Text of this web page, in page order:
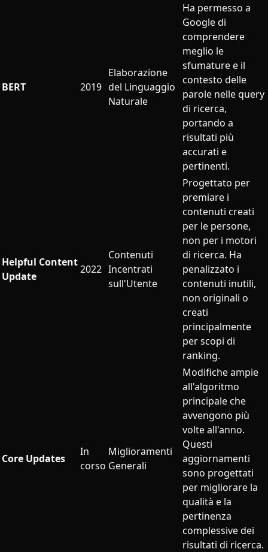
BERT 2019
Elaborazione
del Linguaggio
Naturale
Ha permesso a
Google di
comprendere
meglio le
sfumature e il
contesto delle
parole nelle query
di ricerca,
portando a
risultati più
accurati e
pertinenti.
Helpful Content
Update
2022
Contenuti
Incentrati
sull'Utente
Progettato per
premiare i
contenuti creati
per le persone,
non per i motori
di ricerca. Ha
penalizzato i
contenuti inutili,
non originali o
creati
principalmente
per scopi di
ranking.
Core Updates
In
corso
Miglioramenti
Generali
Modifiche ampie
all'algoritmo
principale che
avvengono più
volte all'anno.
Questi
aggiornamenti
sono progettati
per migliorare la
qualità e la
pertinenza
complessive dei
risultati di ricerca.